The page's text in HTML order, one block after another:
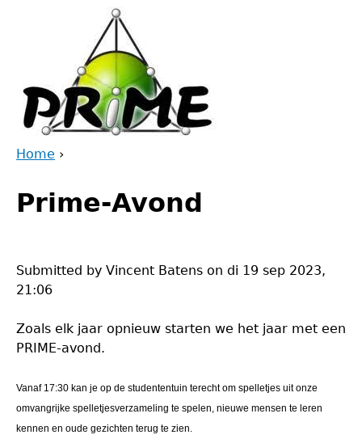
are
Home ›
to
top
Prime-Avond
Submitted by Vincent Batens on di 19 sep 2023,
21:06
Zoals elk jaar opnieuw starten we het jaar met een
PRIME-avond.
Vanaf 17:30 kan je op de studententuin terecht om spelletjes uit onze
omvangrijke spelletjesverzameling te spelen, nieuwe mensen te leren
kennen en oude gezichten terug te zien.